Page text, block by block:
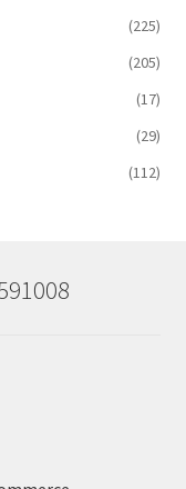
(225)
(205)
(17)
(29)
(112)